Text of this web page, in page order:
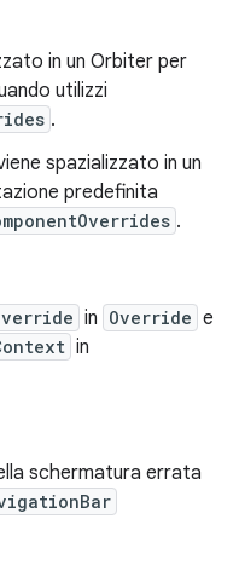
in un Orbiter per
utilizzi
.
spazializzato in un
predefinita
.
in Override e
in
schermatura errata